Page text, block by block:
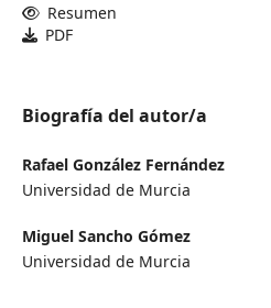
Resumen
PDF
Biografía del autor/a
Rafael González Fernández
Universidad de Murcia
Miguel Sancho Gómez
Universidad de Murcia